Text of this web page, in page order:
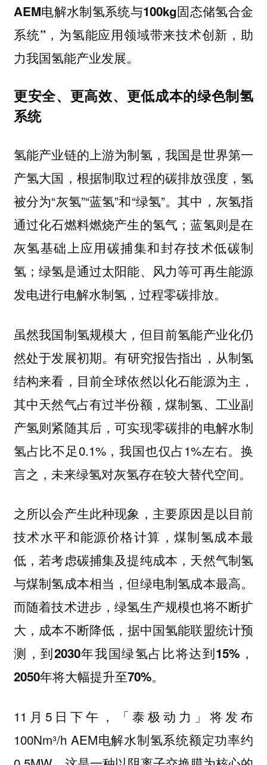
AEM电解水制氢系统与100kg固态储氢合金
系统”， 为氢能应用领域带来技术创新，助
力我国氢能产业发展。
更安全、更高效、更低成本的绿色制氢
系统
氢能产业链的上游为制氢，我国是世界第一
产氢大国，根据制取过程的碳排放强度，氢
被分为“灰氢”“蓝氢”和“绿氢”。其中，灰氢指
通过化石燃料燃烧产生的氢气；蓝氢则是在
灰氢基础上应用碳捕集和封存技术低碳制
氢；绿氢是通过太阳能、风力等可再生能源
发电进行电解水制氢，过程零碳排放。
虽然我国制氢规模大，但目前氢能产业化仍
然处于发展初期。有研究报告指出，从制氢
结构来看，目前全球依然以化石能源为主，
其中天然气占有过半份额，煤制氢、工业副
产氢则紧随其后，可实现零碳排的电解水制
氢占比不足0.1%，我国也仅占1%左右。换
言之，未来绿氢对灰氢存在较大替代空间。
之所以会产生此种现象，主要原因是以目前
技术水平和能源价格计算，煤制氢成本最
低，若考虑碳捕集及提纯成本，天然气制氢
与煤制氢成本相当，但绿电制氢成本最高。
而随着技术进步，绿氢生产规模也将不断扩
大，成本不断降低， 据中国氢能联盟统计预
测，到2030年我国绿氢占比将达到15%，
2050年将大幅提升至70%。
11月5日下午，「泰极动力」将发布
100Nm³/h AEM电解水制氢系统额定功率约